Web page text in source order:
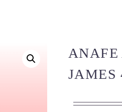
ANAFE
JAMES